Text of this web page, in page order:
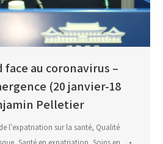
face au coronavirus –
(20 janvier-18
Pelletier
l'expatriation sur la santé, Qualité